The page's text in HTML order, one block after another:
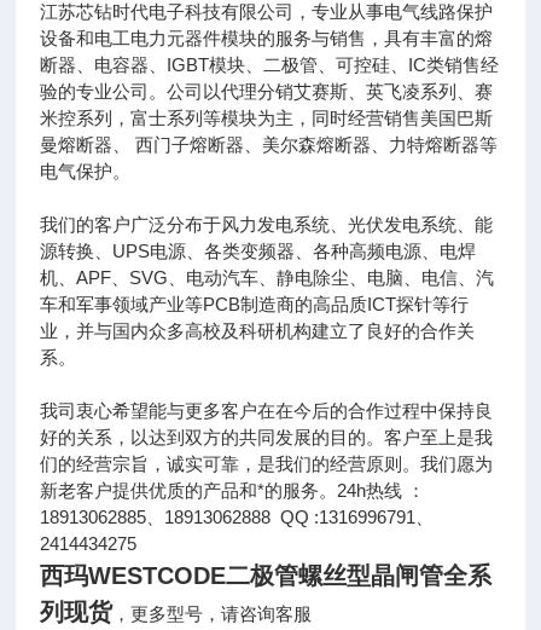
江苏芯钻时代电子科技有限公司，专业从事电气线路保护
设备和电工电力元器件模块的服务与销售，具有丰富的熔
断器、电容器、IGBT模块、二极管、可控硅、IC类销售经
验的专业公司。公司以代理分销艾赛斯、英飞凌系列、赛
米控系列，富士系列等模块为主，同时经营销售美国巴斯
曼熔断器、 西门子熔断器、美尔森熔断器、力特熔断器等
电气保护。
我们的客户广泛分布于风力发电系统、光伏发电系统、能
源转换、UPS电源、各类变频器、各种高频电源、电焊
机、APF、SVG、电动汽车、静电除尘、电脑、电信、汽
车和军事领域产业等PCB制造商的高品质ICT探针等行
业，并与国内众多高校及科研机构建立了良好的合作关
系。
我司衷心希望能与更多客户在在今后的合作过程中保持良
好的关系，以达到双方的共同发展的目的。客户至上是我
们的经营宗旨，诚实可靠，是我们的经营原则。我们愿为
新老客户提供优质的产品和*的服务。24h热线 ：
18913062885、18913062888 QQ :1316996791、
2414434275
西玛WESTCODE二极管螺丝型晶闸管全系
列现货，更多型号，请咨询客服